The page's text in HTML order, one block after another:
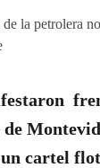
la petrolera
cartel